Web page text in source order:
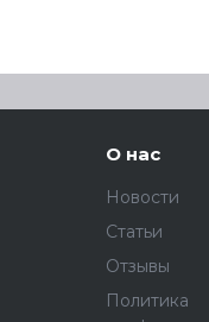
О нас
Новости
Статьи
Отзывы
Политика